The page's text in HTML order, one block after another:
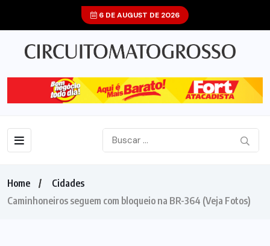
6 DE AUGUST DE 2026
Home
Cidades
Caminhoneiros seguem com bloqueio na BR-364 (Veja Fotos)